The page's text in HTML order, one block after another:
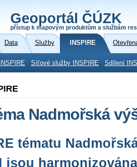
Geoportál ČÚZK
přístup k mapovým produktům a službám
Data Služby INSPIRE
Síťové služby INSPIRE Sdílení
Nadmořská
tématu
jsou